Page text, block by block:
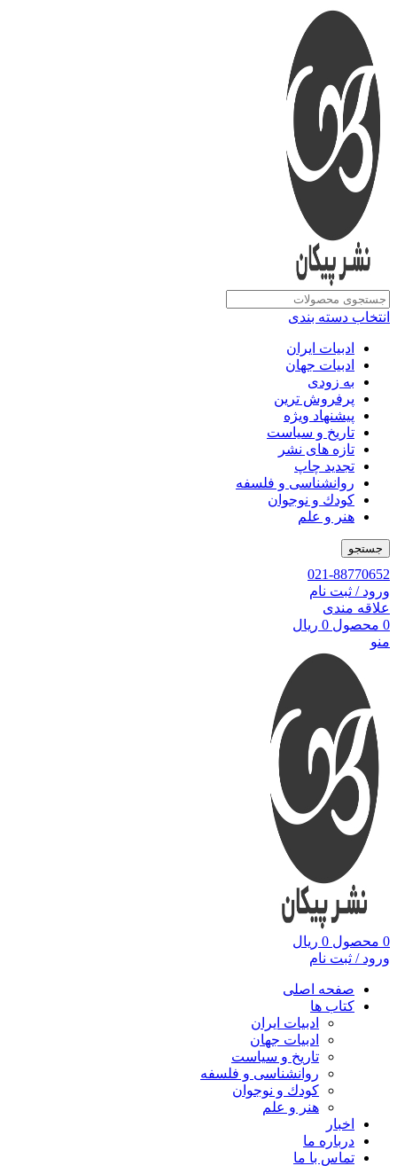
انتخاب دسته بندی
ادبیات ایران
ادبیات جهان
به زودی
پرفروش ترین
پیشنهاد ویژه
تاریخ و سیاست
تازه های نشر
تجدید چاپ
روانشناسی و فلسفه
کودك و نوجوان
هنر و علم
جستجو
021-88770652
ورود / ثبت نام
علاقه مندی
0 محصول 0 ریال
منو
0 محصول 0 ریال
ورود / ثبت نام
صفحه اصلی
کتاب ها
ادبیات ایران
ادبیات جهان
تاریخ و سیاست
روانشناسی و فلسفه
کودك و نوجوان
هنر و علم
اخبار
درباره ما
تماس با ما